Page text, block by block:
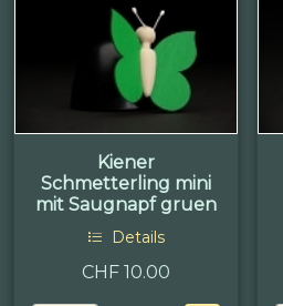
Kiener
Schmetterling mini
mit Saugnapf gruen
Details
CHF 10.00